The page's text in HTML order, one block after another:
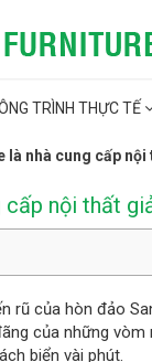
TRÌNH THỰC TẾ
là nhà cung cấp
cấp nội thất
rũ của hòn đảo
của những vòm
biển vài phút.